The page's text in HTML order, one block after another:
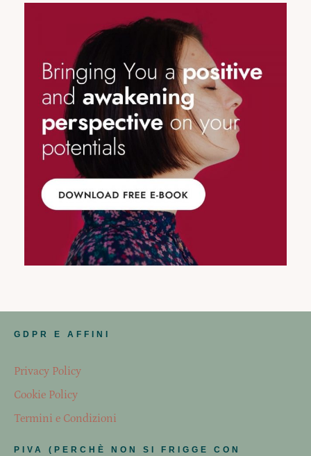
GDPR E AFFINI
Privacy Policy
Cookie Policy
Termini e Condizioni
PIVA (PERCHÈ NON SI FRIGGE CON